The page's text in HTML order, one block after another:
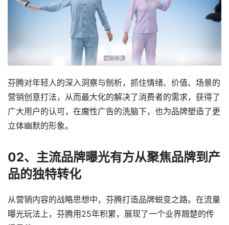
芬腾对年轻人的深入洞察与刨析，抓住情绪、价值、场景的
营销创意打法，从而最大化的解决了消费者的需求，获得了
广大用户的认可，在魔性广告的洗脑下，也为品牌塑造了更
立体幽默的形象。
02、 主流品牌曝光有方从聚焦品牌到产
品的独特转化
从营销内容的战略思想中，芬腾打造品牌蜕变之路。在流量
曝光玩法上，芬腾用25年积累，展现了一个业界翘楚的传